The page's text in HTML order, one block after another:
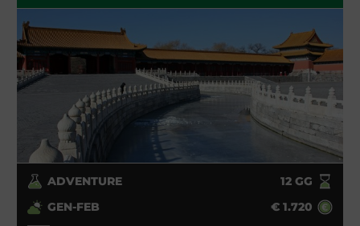
ADVENTURE 12GG
GEN-FEB
€ 1.720